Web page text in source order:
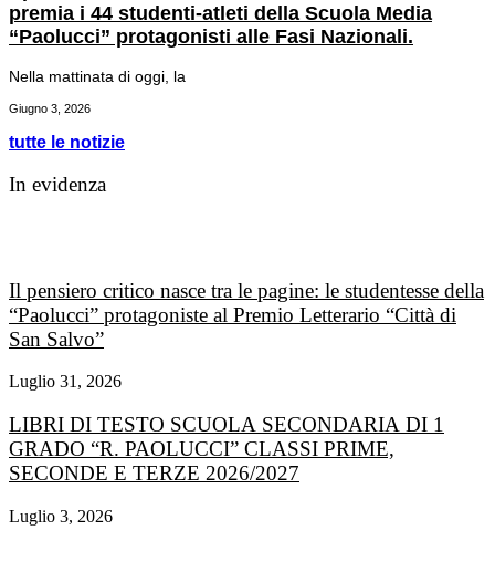
premia i 44 studenti-atleti della Scuola Media
“Paolucci” protagonisti alle Fasi Nazionali.
Nella mattinata di oggi, la
Giugno 3, 2026
tutte le notizie
In evidenza
Il pensiero critico nasce tra le pagine: le studentesse della
“Paolucci” protagoniste al Premio Letterario “Città di
San Salvo”
Luglio 31, 2026
LIBRI DI TESTO SCUOLA SECONDARIA DI 1
GRADO “R. PAOLUCCI” CLASSI PRIME,
SECONDE E TERZE 2026/2027
Luglio 3, 2026